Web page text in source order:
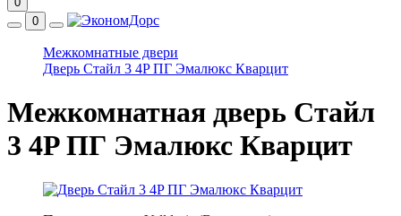
0
Межкомнатные двери
Дверь Стайл 3 4P ПГ Эмалюкс Кварцит
Межкомнатная дверь Стайл
3 4P ПГ Эмалюкс Кварцит